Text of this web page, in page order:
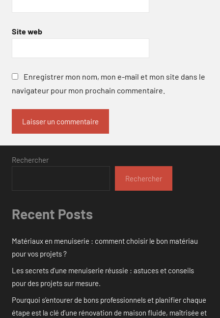
Site web
Enregistrer mon nom, mon e-mail et mon site dans le
navigateur pour mon prochain commentaire.
Rechercher
Rechercher
Recent Posts
Matériaux en menuiserie : comment choisir le bon matériau
pour vos projets ?
Les secrets d’une menuiserie réussie : astuces et conseils
pour des projets sur mesure.
Pourquoi s’entourer de bons professionnels et planifier chaque
étape est la clé d’une rénovation de maison fluide, maîtrisée et